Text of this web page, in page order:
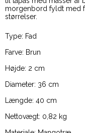
morgenbord fyldt med
størrelser.
Type: Fad
Farve: Brun
Højde: 2 cm
Diameter: 36 cm
Længde: 40 cm
Nettovægt: 0,82 kg